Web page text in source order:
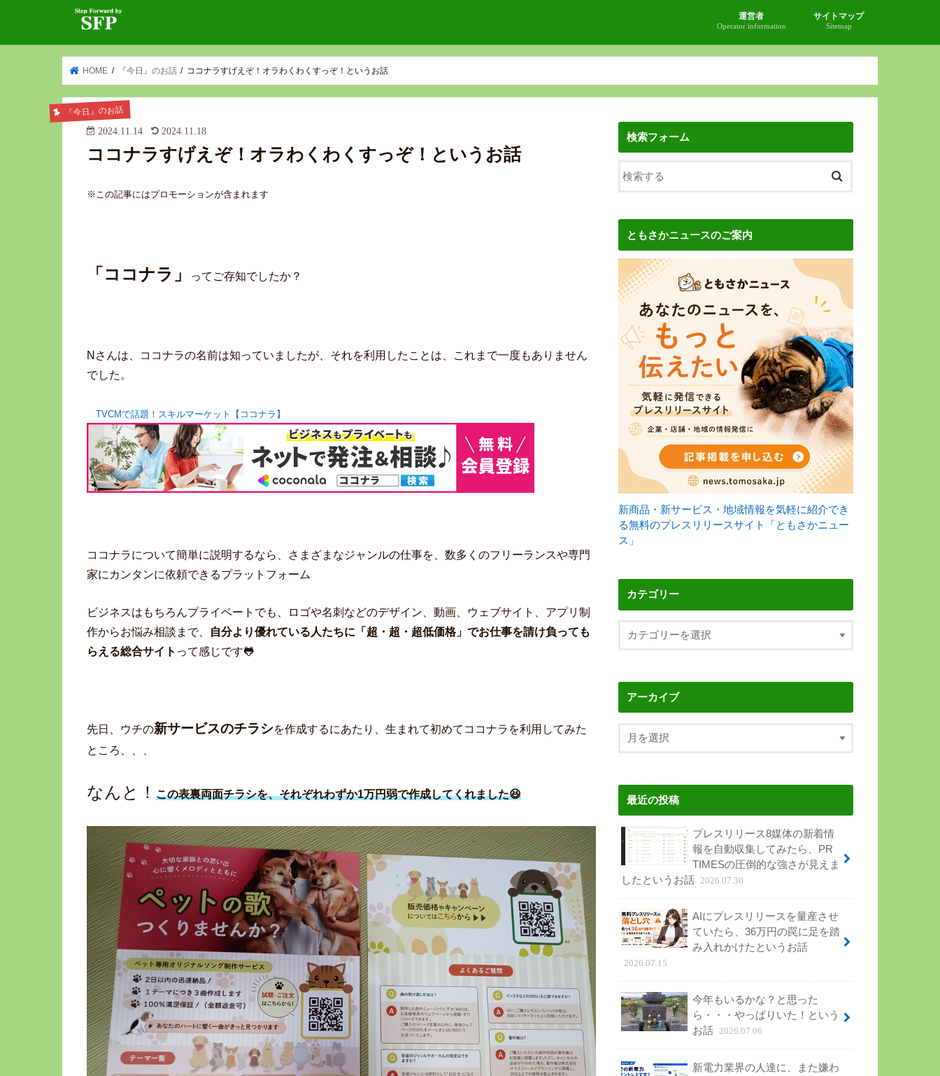
運営者
Operator information
サイトマップ
Sitemap
HOME 『今日』のお話 ココナラすげえぞ！オラわくわくすっぞ！というお話
『今日』のお話
2024.11.14 2024.11.18
ココナラすげえぞ！オラわくわくすっぞ！というお話
※この記事にはプロモーションが含まれます
「ココナラ」 ってご存知でしたか？
Nさんは、ココナラの名前は知っていましたが、それを利用したことは、これまで一度もありません
でした。
TVCMで話題！スキルマーケット【ココナラ】
ココナラについて簡単に説明するなら、さまざまなジャンルの仕事を、数多くのフリーランスや専門
家にカンタンに依頼できるプラットフォーム
ビジネスはもちろんプライベートでも、ロゴや名刺などのデザイン、動画、ウェブサイト、アプリ制
作からお悩み相談まで、
自分より優れている人たちに「超・超・超低価格」でお仕事を請け負っても
らえる総合サイト って感じです🐸
先日、ウチの新サービスのチラシを作成するにあたり、生まれて初めてココナラを利用してみた
ところ、、、
なんと！ この表裏両面チラシを、それぞれわずか1万円弱で作成してくれました😆
検索フォーム
ともさかニュースのご案内
新商品・新サービス・地域情報を気軽に紹介でき
る無料のプレスリリースサイト「ともさかニュー
ス」
カテゴリー
アーカイブ
最近の投稿
プレスリリース8媒体の新着情
報を自動収集してみたら、PR
TIMESの圧倒的な強さが見えま
したというお話 2026.07.30
AIにプレスリリースを量産させ
ていたら、36万円の罠に足を踏
み入れかけたというお話
2026.07.15
今年もいるかな？と思った
ら・・・やっぱりいた！という
お話 2026.07.06
新電力業界の人達に、また嫌わ